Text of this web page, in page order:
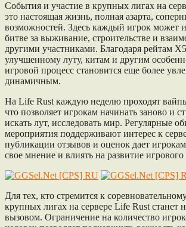
События и участие в крупных лигах на
это настоящая жизнь, полная азарта,
возможностей. Здесь каждый игрок может
битве за выживание, строительстве и
другими участниками. Благодаря рейтам
улучшенному луту, китам и другим
игровой процесс становится еще более
динамичным.
На Life Rust каждую неделю проходят
что позволяет игрокам начинать заново и
искать лут, исследовать мир. Регулярные
мероприятия поддерживают интерес к
публикации отзывов и оценок дает
свое мнение и влиять на развитие игрового
Для тех, кто стремится к
крупных лигах на сервере Life Rust станет
вызовом. Ограничение на количество